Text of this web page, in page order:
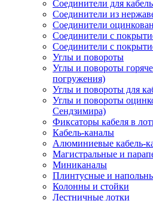
Соединители для
Соединители из
Соединители
Соединители с
Соединители с
Углы и повороты
Углы и повороты
погружения)
Углы и повороты для
Углы и повороты
Сендзимира)
Фиксаторы кабеля в
Кабель-каналы
Алюминиевые кабель-
Магистральные и
Миниканалы
Плинтусные и
Колонны и стойки
Лестничные лотки